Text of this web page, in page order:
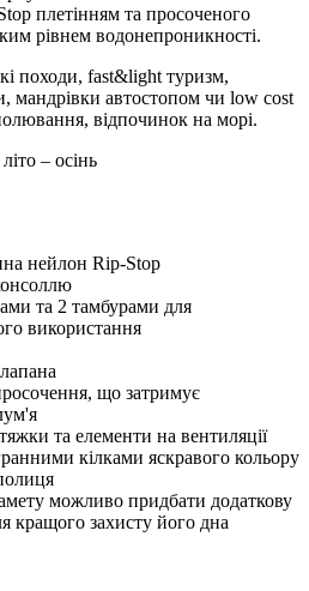
плетінням та просоченого
рівнем водонепроникності.
походи, fast&light туризм,
мандрівки автостопом чи low cost
відпочинок на морі.
– осінь
нейлон Rip-Stop
та 2 тамбурами для
використання
що затримує
та елементи на вентиляції
кілками яскравого кольору
можливо придбати додаткову
кращого захисту його дна